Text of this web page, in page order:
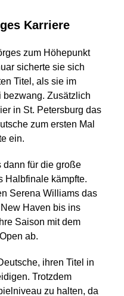
Karriere
zum Höhepunkt
sicherte sie sich
Titel, als sie im
Zusätzlich
in St. Petersburg das
zum ersten Mal
ein.
dann für die große
Halbfinale kämpfte.
Serena Williams das
Haven bis ins
Saison mit dem
ab.
ihren Titel in
Trotzdem
zu halten, da